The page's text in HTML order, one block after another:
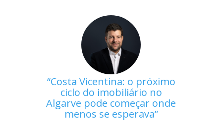
Costa Vicentina: o próximo
ciclo do imobiliário no
Algarve pode começar onde
menos se esperava